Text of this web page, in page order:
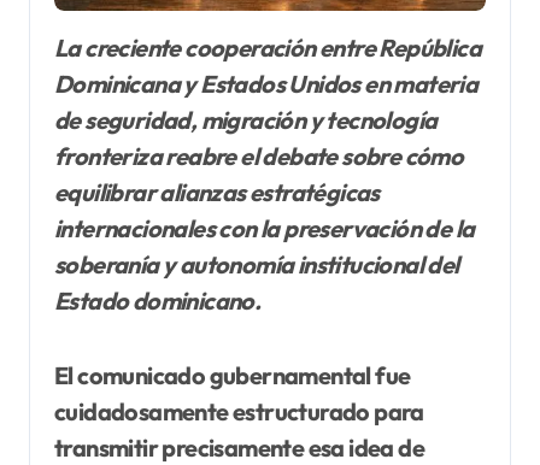
La creciente cooperación entre República
Dominicana y Estados Unidos en materia
de seguridad, migración y tecnología
fronteriza reabre el debate sobre cómo
equilibrar alianzas estratégicas
internacionales con la preservación de la
soberanía y autonomía institucional del
Estado dominicano.
El comunicado gubernamental fue
cuidadosamente estructurado para
transmitir precisamente esa idea de